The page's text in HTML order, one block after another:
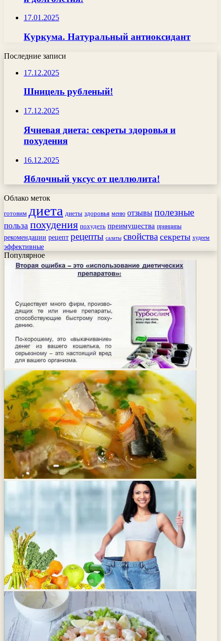
17.01.2025
Куркума. Натуральный антиоксидант
Последние записи
17.12.2025
Шницель рубленый!
17.12.2025
Ячневая диета: секреты здоровья и
похудения
16.12.2025
Яблочный уксус от целлюлита!
Облако меток
готовим диета диеты здоровья меню отзывы полезные
польза похудения похудеть преимущества принципы
рекомендации рецепт рецепты салаты свойства секреты худеем
эффективные
Популярное